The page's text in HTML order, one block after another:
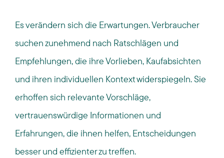
Es verändern sich die Erwartungen. Verbraucher
suchen zunehmend nach Ratschlägen und
Empfehlungen, die ihre Vorlieben, Kaufabsichten
und ihren individuellen Kontext widerspiegeln. Sie
erhoffen sich relevante Vorschläge,
vertrauenswürdige Informationen und
Erfahrungen, die ihnen helfen, Entscheidungen
besser und effizienter zu treffen.